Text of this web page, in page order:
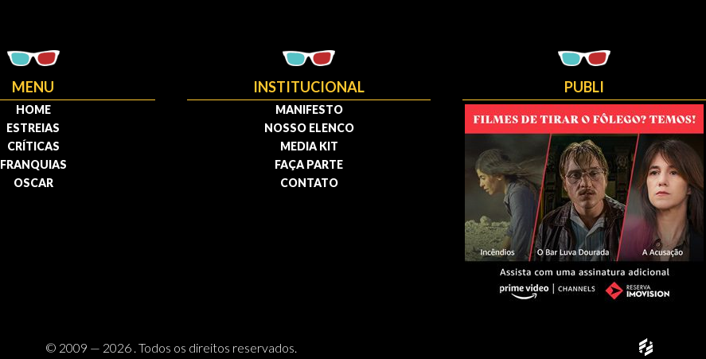
MENU
HOME
ESTREIAS
CRÍTICAS
FRANQUIAS
OSCAR
INSTITUCIONAL
MANIFESTO
NOSSO ELENCO
MEDIA KIT
FAÇA PARTE
CONTATO
PUBLI
© 2009 — 2026 . Todos os direitos reservados.